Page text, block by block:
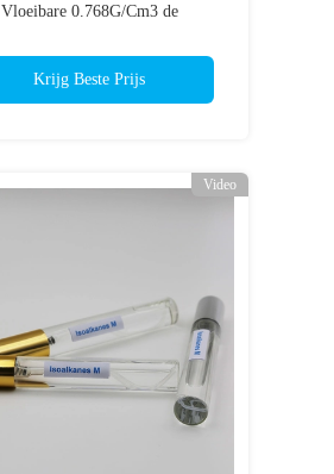
Vloeibare 0.768G/Cm3 de
Krijg Beste Prijs
Video